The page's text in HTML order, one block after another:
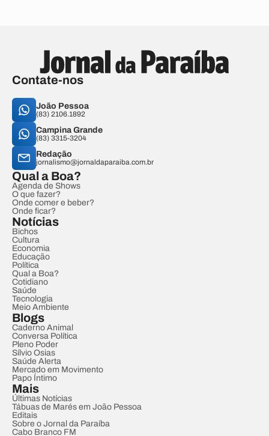
Contate-nos
João Pessoa
(83) 2106.1892
Campina Grande
(83) 3315-3204
Redação
jornalismo@jornaldaparaiba.com.br
Qual a Boa?
Agenda de Shows
O que fazer?
Onde comer e beber?
Onde ficar?
Notícias
Bichos
Cultura
Economia
Educação
Política
Qual a Boa?
Cotidiano
Saúde
Tecnologia
Meio Ambiente
Blogs
Caderno Animal
Conversa Política
Pleno Poder
Sílvio Osias
Saúde Alerta
Mercado em Movimento
Papo Íntimo
Mais
Últimas Notícias
Tábuas de Marés em João Pessoa
Editais
Sobre o Jornal da Paraíba
Cabo Branco FM